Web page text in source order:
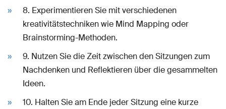
8. Experimentieren Sie mit verschiedenen
kreativitätstechniken wie Mind Mapping oder
Brainstorming-Methoden.
9. Nutzen Sie die Zeit zwischen den Sitzungen zum
Nachdenken und Reflektieren über die gesammelten
Ideen.
10. Halten Sie am Ende jeder Sitzung eine kurze